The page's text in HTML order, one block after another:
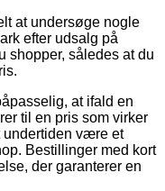
at undersøge nogle
efter udsalg på
shopper, således at du
at ifald en
til en pris som virker
undertiden være et
Bestillinger med kort
der garanterer en